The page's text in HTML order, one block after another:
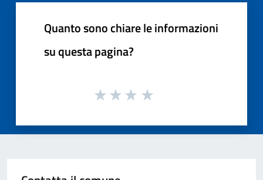
Quanto sono chiare le informazioni
su questa pagina?